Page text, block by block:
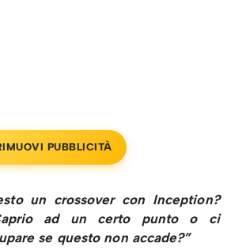
PUBBLICITÀ
un crossover con Inception?
ad un certo punto o ci
se questo non accade?”